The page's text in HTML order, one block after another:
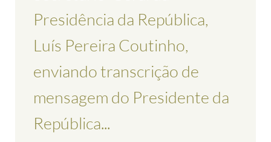
Presidência da República,
Luís Pereira Coutinho,
enviando transcrição de
mensagem do Presidente da
República...